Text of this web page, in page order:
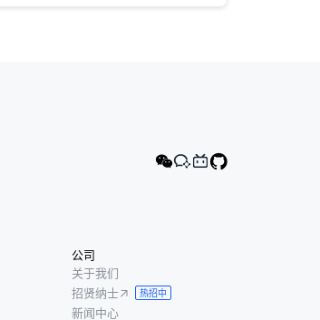
公司
关于我们
招贤纳士
热招中
新闻中心